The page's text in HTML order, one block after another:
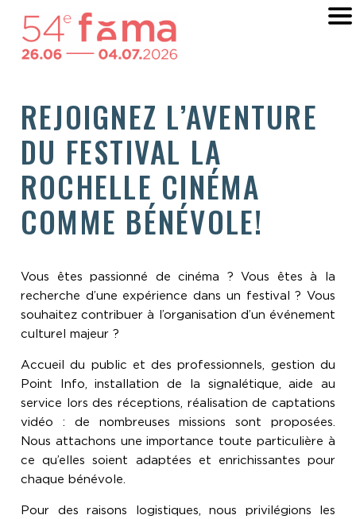
REJOIGNEZ L’AVENTURE
DU FESTIVAL LA
ROCHELLE CINÉMA
COMME BÉNÉVOLE!
Vous êtes passionné de cinéma ? Vous êtes à la
recherche d’une expérience dans un festival ? Vous
souhaitez contribuer à l’organisation d’un événement
culturel majeur ?
Accueil du public et des professionnels, gestion du
Point Info, installation de la signalétique, aide au
service lors des réceptions, réalisation de captations
vidéo : de nombreuses missions sont proposées.
Nous attachons une importance toute particulière à
ce qu’elles soient adaptées et enrichissantes pour
chaque bénévole.
Pour des raisons logistiques, nous privilégions les